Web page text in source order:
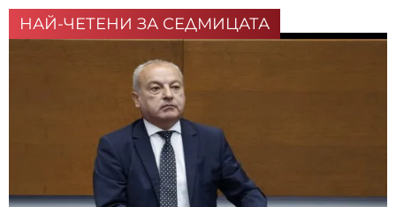
НАЙ-ЧЕТЕНИ ЗА СЕДМИЦАТА